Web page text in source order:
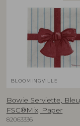
BLOOMINGVILLE
Bowie Serviette, Bleu,
FSC®Mix, Paper
82063336